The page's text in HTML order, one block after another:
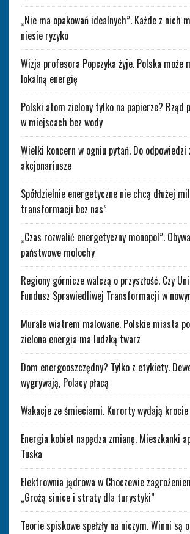
„Nie ma opakowań idealnych”. Każde z nich
niesie ryzyko
Wizja profesora Popczyka żyje. Polska może
lokalną energię
Polski atom zielony tylko na papierze? Rząd
w miejscach bez wody
Wielki koncern w ogniu pytań. Do
akcjonariusze
Spółdzielnie energetyczne nie chcą dłużej
transformacji bez nas”
„Czas rozwalić energetyczny monopol”.
państwowe molochy
Regiony górnicze walczą o przyszłość. Czy
Fundusz Sprawiedliwej Transformacji w
Murale wiatrem malowane. Polskie miasta
zielona energia ma ludzką twarz
Dom energooszczędny? Tylko z etykiety.
wygrywają, Polacy płacą
Wakacje ze śmieciami. Kurorty wydają
Energia kobiet napędza zmianę. Mieszkanki
Tuska
Elektrownia jądrowa w Choczewie
„Grożą sinice i straty dla turystyki”
Teorie spiskowe spełzły na niczym. Winni są